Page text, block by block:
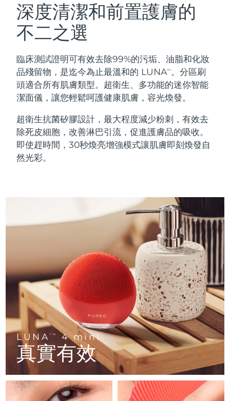
深度清潔和前置護膚的
不二之選
臨床測試證明可有效去除99%的污垢、油脂和化妝
品殘留物，是迄今為止最溫和的 LUNATM 。分區刷
頭適合所有肌膚類型。超衛生、多功能的迷你智能
潔面儀，讓您輕鬆呵護健康肌膚，容光煥發。
超衛生抗菌矽膠設計，最大程度減少粉刺，有效去
除死皮細胞，改善淋巴引流，促進護膚品的吸收。
即使趕時間，30秒煥亮增強模式讓肌膚即刻煥發自
然光彩。
LUNATM 4 mini
真實有效
面部清潔
LUNA™ 4 套裝
Anti-aging massage
LUNA™ 4 Plus
Massage, LED heating
LUNA™ 4 mini
For young skin, T-zone
LUNA™ 4 go
For travel or gym bag
LUNA™護膚
Premium cleansers & balm
LUNA™ 設備
All facial cleansing devices
BEAR™ 2 套裝
Microcurrent toning
BEAR™ 2 go
Microcurrent toning on-the-go
面部提拉護理
Premium anti-aging skincare
BEAR™ 設備
All premium facelift devices
補水保濕
UFO™ 3 套裝
Deep facial hydration
UFO™ 3 mini
Red light therapy device for young skin
UFO™ 3 go
Portable red light therapy
面膜
Rejuvenation & hydration
UFO™ 設備
All deep facial hydration devices
口腔護理
issa™ 4
Hybrid silicone sonic toothbrush
issa™ 4 smile
Hybrid silicone sonic toothbrush
issa™ 4 baby
For ages 0-3
issa™ Teeth Whitening Set
Dual LED + sonic device & 18% PAP gel
ISSA™ 設備
All silicone sonic toothbrushes
FAQ™ 抗老護理
FAQ™ 101
Clinical anti-aging
FAQ™ 102
Advanced clinical anti-aging
FAQ™ 103
Luxurious clinical anti-aging set
FAQ™ P1 Primer
Manuka honey primer
FAQ™ 201
FAQ™ 202
LED mask
FAQ™ 211
Anti-aging neck & décolleté LED mask
FAQ™ 221
Anti-aging LED hand mask
FAQ™ 301
LED hair strengthening scalp massager
FAQ™ Scalp Serum
Scalp recovery probiotic serum
FAQ™護膚品
All FAQ™ skincare
肌膚年輕化
NEW
FAQ™ 501
Full-Spectrum Red Light Therapy
FAQ™ 502
Full-Spectrum Red Light Therapy
FAQ™ Red Light Serum
保健品
NEW
專業治療
巴林 預計送達日期 8/10/26
百慕達 預計送達日期8/15/26
波士尼亞與赫塞哥維納 預計送達日期
汶萊 預計送達日期8/14/26
保加利亞 預計送達日期8/9/26
加拿大
預計送達日期8/9/26
預計送達日期8/13/26
克羅埃西亞 預計送達日期 8/9/26
賽普勒斯 預計送達日期8/10/26
捷克 預計送達日期8/9/26
丹麥 預計送達日期8/9/26
愛沙尼亞 預計送達日期
芬蘭 預計送達日期8/9/26